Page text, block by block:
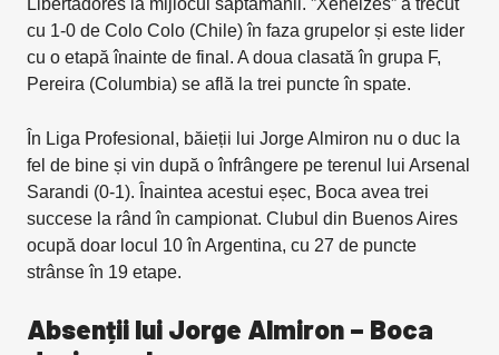
cu 1-0 de Colo Colo (Chile) în faza grupelor și este lider
cu o etapă înainte de final. A doua clasată în grupa F,
Pereira (Columbia) se află la trei puncte în spate.
În Liga Profesional, băieții lui Jorge Almiron nu o duc la
fel de bine și vin după o înfrângere pe terenul lui Arsenal
Sarandi (0-1). Înaintea acestui eșec, Boca avea trei
succese la rând în campionat. Clubul din Buenos Aires
ocupă doar locul 10 în Argentina, cu 27 de puncte
strânse în 19 etape.
Absenții lui Jorge Almiron – Boca